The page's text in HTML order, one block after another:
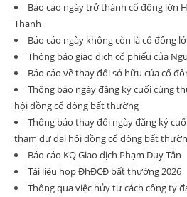
Báo cáo ngày trở thành cổ đông lớn
Thanh
Báo cáo ngày không còn là cổ đông
Thông báo giao dịch cổ phiếu của
Báo cáo về thay đổi sở hữu của cổ
Thông báo ngày đăng ký cuối cùng
hội đồng cổ đông bất thường
Thông báo thay đổi ngày đăng ký
tham dự đại hội đồng cổ đông bất
Báo cáo KQ Giao dịch Phạm Duy Tân
Tài liệu họp ĐhĐCĐ bất thường 2026
Thông qua việc hủy tư cách công ty